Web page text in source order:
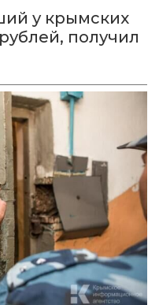
у крымских
получил